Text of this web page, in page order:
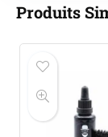
Produits